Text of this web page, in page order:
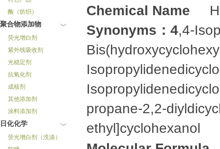
酶（纺织）
聚合物添加物
荧光增白剂
紫外线吸收剂
光稳定剂
抗氧化剂
成核剂
其他添加剂
涂料添加剂
日化化学
荧光增白剂（洗涤）
Chemical Name
Synonyms ： 4,4-
propane-2,2-
ethyl]cyclohexanol